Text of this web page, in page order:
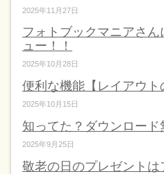
2025年11月27日
フォトブックマニアさ
ュー！！
2025年10月28日
便利な機能【レイアウト
2025年10月15日
知ってた？ダウンロー
2025年9月25日
敬老の日のプレゼントは